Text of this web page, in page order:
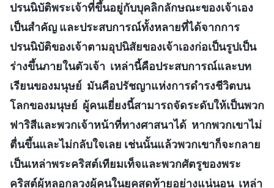
ปรนนิบัติพระเจ้าที่ขึ้นอยู่กับบุคลิกลักษณะของเจ้าเอง
เป็นสำคัญ และประสบการณ์ทั้งหลายที่ได้จากการ
ปรนนิบัติของเจ้าตามอุปนิสัยของเจ้าเองก่อเป็นรูปเป็น
ร่างขึ้นภายในตัวเจ้า เหล่านี้คือประสบการณ์และบท
เรียนของมนุษย์ มันคือปรัชญาแห่งการดำรงชีวิตบน
โลกของมนุษย์ ผู้คนเยี่ยงนี้สามารถจัดระดับให้เป็นพวก
ฟาริสีและพวกเจ้าหน้าที่ทางศาสนาได้ หากพวกเขาไม่
ตื่นขึ้นและไม่กลับใจเลย เช่นนั้นแล้วพวกเขาก็จะกลาย
เป็นเหล่าพระคริสต์เทียมเท็จและพวกศัตรูของพระ
คริสต์ผู้หลอกลวงผู้คนในยุคสุดท้ายอย่างแน่นอน เหล่า